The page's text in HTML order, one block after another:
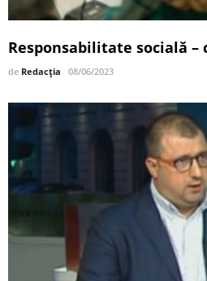
Responsabilitate socială –
de Redacția 08/06/2023